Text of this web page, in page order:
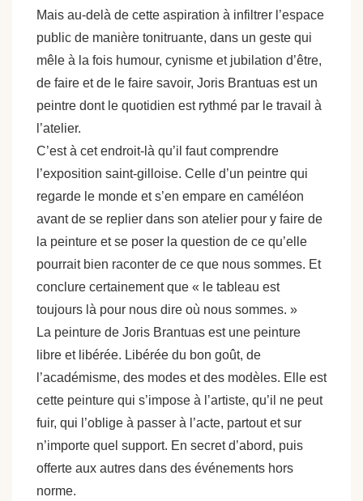
Mais au-delà de cette aspiration à infiltrer l’espace
public de manière tonitruante, dans un geste qui
mêle à la fois humour, cynisme et jubilation d’être,
de faire et de le faire savoir, Joris Brantuas est un
peintre dont le quotidien est rythmé par le travail à
l’atelier.
C’est à cet endroit-là qu’il faut comprendre
l’exposition saint-gilloise. Celle d’un peintre qui
regarde le monde et s’en empare en caméléon
avant de se replier dans son atelier pour y faire de
la peinture et se poser la question de ce qu’elle
pourrait bien raconter de ce que nous sommes. Et
conclure certainement que « le tableau est
toujours là pour nous dire où nous sommes. »
La peinture de Joris Brantuas est une peinture
libre et libérée. Libérée du bon goût, de
l’académisme, des modes et des modèles. Elle est
cette peinture qui s’impose à l’artiste, qu’il ne peut
fuir, qui l’oblige à passer à l’acte, partout et sur
n’importe quel support. En secret d’abord, puis
offerte aux autres dans des événements hors
norme.